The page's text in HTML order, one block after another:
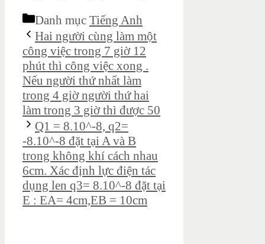
Danh mục Tiếng Anh
Hai người cùng làm một
công việc trong 7 giờ 12
phút thì công việc xong .
Nếu người thứ nhất làm
trong 4 giờ người thứ hai
làm trong 3 giờ thì được 50
Q1 = 8.10^-8, q2=
-8.10^-8 đặt tại A và B
trong không khí cách nhau
6cm. Xác định lực điện tác
dụng len q3= 8.10^-8 đặt tại
E : EA= 4cm,EB = 10cm